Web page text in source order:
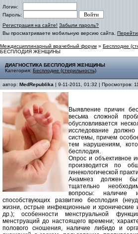
Логин:
Пароль:
Регистрация на сайте! Забыли пароль?
Вы просматриваете мобильную версию сайта.
Междисциплинарный врачебный форум » Бесплодие
БЕСПЛОДИЯ ЖЕНЩИНЫ
ДИАГНОСТИКА БЕСПЛОДИЯ ЖЕНЩИНЫ
Категория: Бесплодие (стерильность)
автор: MedRepublika | 9-11-2011, 01:32 | Просмотров:
Выявление причин
весьма сложной
обусловливается
исследование
системы, причем
тем нарушениям,
бесплодия.
Опрос и объективное
производится по
гинекологической
Анамнез должен
тщательно
вопросы: наличие
способствующих развитию бесплодия
жизни, острые инфекционные и
др.); особенности менструальной
менструаций до настоящего времени;
полового сношения, наличие либидо и